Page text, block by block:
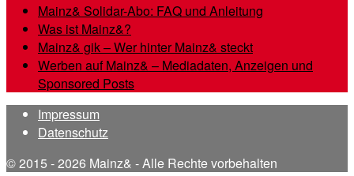
Mainz& Solidar-Abo: FAQ und Anleitung
Was ist Mainz&?
Mainz& gik – Wer hinter Mainz& steckt
Werben auf Mainz& – Mediadaten, Anzeigen und
Sponsored Posts
Impressum
Datenschutz
© 2015 - 2026 Mainz& - Alle Rechte vorbehalten